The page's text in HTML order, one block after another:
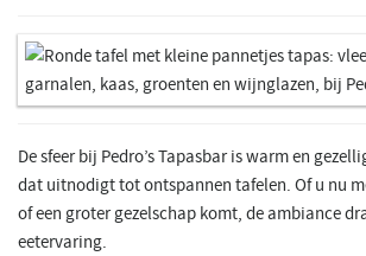
De sfeer bij Pedro’s Tapasbar is warm en
dat uitnodigt tot ontspannen tafelen. Of u nu
of een groter gezelschap komt, de ambiance
eetervaring.